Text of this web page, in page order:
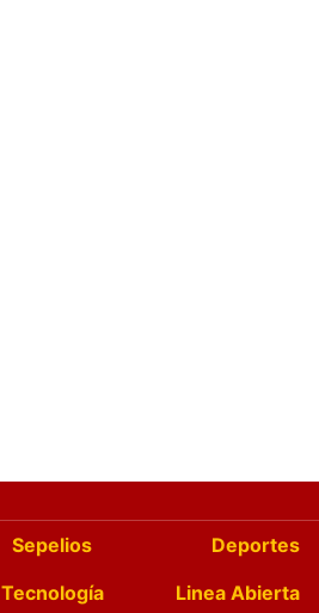
Sepelios
Deportes
Tecnología
Linea Abierta